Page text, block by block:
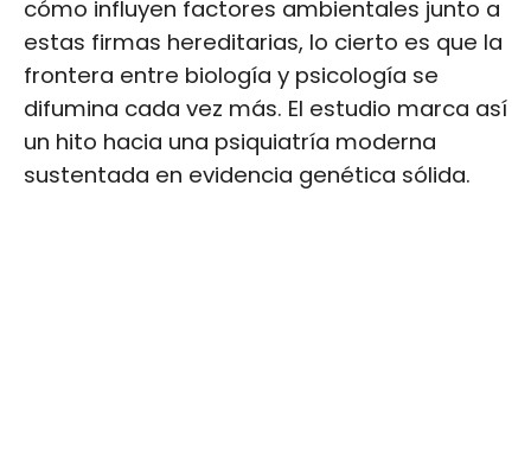
cómo influyen factores ambientales junto a
estas firmas hereditarias, lo cierto es que la
frontera entre biología y psicología se
difumina cada vez más. El estudio marca así
un hito hacia una psiquiatría moderna
sustentada en evidencia genética sólida.